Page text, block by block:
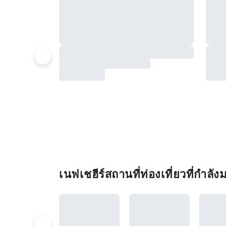
เนฟเชฮีร์สถานที่ท่องเที่ยวที่กำลัง